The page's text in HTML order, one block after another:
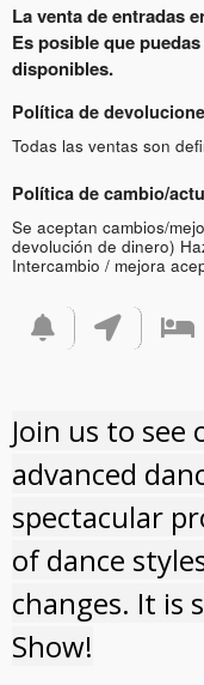
La venta de entradas
Es posible que
disponibles.
Política de
Todas las ventas son
Política de cambio/
Se aceptan cambios/
devolución de dinero)
Intercambio / mejora
Join us to
advanced
spectacular
of dance
changes. It is
Show!